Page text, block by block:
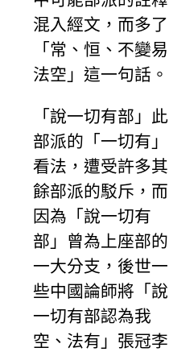
混入經文，而多了
「常、恒、不變易
法空」這一句話。
「說一切有部」此
部派的「一切有」
看法，遭受許多其
餘部派的駁斥，而
因為「說一切有
部」曾為上座部的
一大分支，後世一
些中國論師將「說
一切有部認為我
空、法有」張冠李